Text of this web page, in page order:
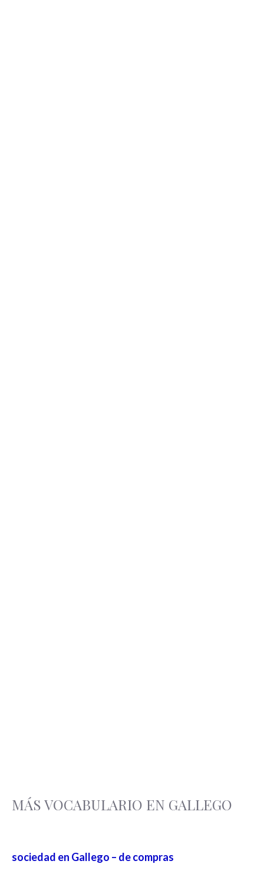
MÁS VOCABULARIO EN GALLEGO
sociedad en Gallego – de compras